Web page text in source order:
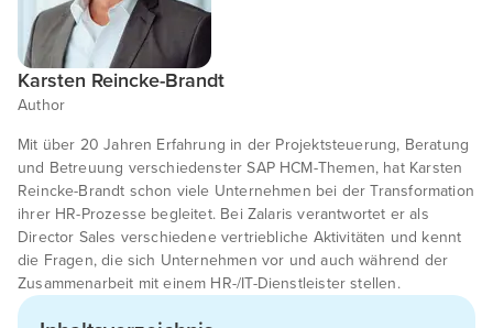
Karsten Reincke-Brandt
Author
Mit über 20 Jahren Erfahrung in der Projektsteuerung, Beratung
und Betreuung verschiedenster SAP HCM-Themen, hat Karsten
Reincke-Brandt schon viele Unternehmen bei der Transformation
ihrer HR-Prozesse begleitet. Bei Zalaris verantwortet er als
Director Sales verschiedene vertriebliche Aktivitäten und kennt
die Fragen, die sich Unternehmen vor und auch während der
Zusammenarbeit mit einem HR-/IT-Dienstleister stellen.